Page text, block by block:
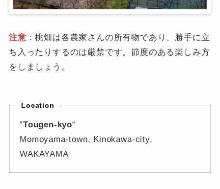
注意 ：桃畑は各農家さんの所有物であり、勝手に立
ち入ったりするのは厳禁です。節度のある楽しみ方
をしましょう。
Location
“Tougen-kyo“
Momoyama-town, Kinokawa-city,
WAKAYAMA